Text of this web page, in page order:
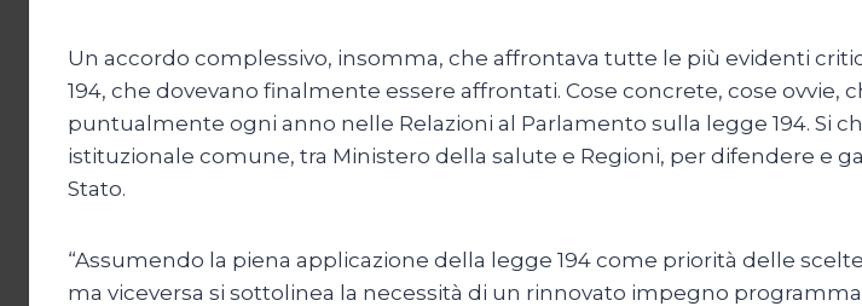
Un accordo complessivo, insomma, che affrontava tutte le più evidenti
194, che dovevano finalmente essere affrontati. Cose concrete, cose
puntualmente ogni anno nelle Relazioni al Parlamento sulla legge 194. Si
istituzionale comune, tra Ministero della salute e Regioni, per difendere e
Stato.
“Assumendo la piena applicazione della legge 194 come priorità delle
ma viceversa si sottolinea la necessità di un rinnovato impegno